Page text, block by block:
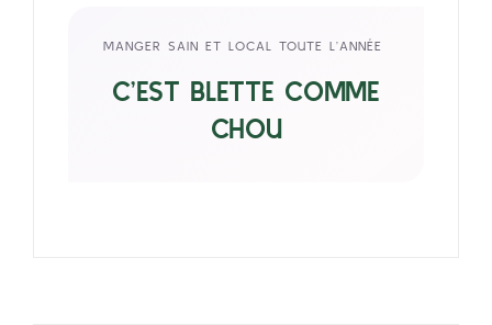
MANGER SAIN ET LOCAL TOUTE L’ANNÉE
C’EST BLETTE COMME
CHOU